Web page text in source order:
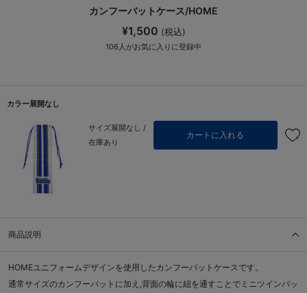
カンフーバットケース/HOME
¥1,500 (税込)
106 人がお気に入りに登録中
カラー展開なし
サイズ展開なし /
在庫あり
カートに入れる
商品説明
HOMEユニフォームデザインを使用したカンフーバットケースです。
通常サイズのカンフーバットに加え,背面の輪に紐を通すことでミニツインバッ